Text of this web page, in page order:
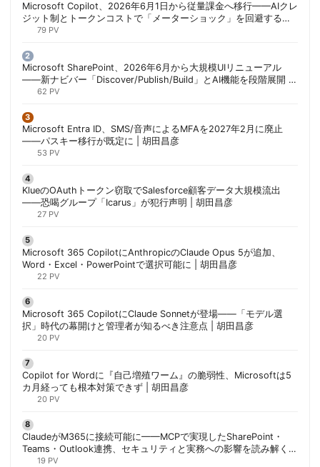
Microsoft Copilot、2026年6月1日から従量課金へ移行——AIクレ
ジット制とトークンコストで「メーターショック」を回避する方
法 | 胡田昌彦
79 PV
Microsoft SharePoint、2026年6月から大規模UIリニューアル
——新ナビバー「Discover/Publish/Build」とAI機能を段階展開 |
胡田昌彦
62 PV
Microsoft Entra ID、SMS/音声によるMFAを2027年2月に廃止
——パスキー移行が既定に | 胡田昌彦
53 PV
KlueのOAuthトークン窃取でSalesforce顧客データ大規模流出
——恐喝グループ「Icarus」が犯行声明 | 胡田昌彦
27 PV
Microsoft 365 CopilotにAnthropicのClaude Opus 5が追加、
Word・Excel・PowerPointで選択可能に | 胡田昌彦
22 PV
Microsoft 365 CopilotにClaude Sonnetが登場——「モデル選
択」時代の幕開けと管理者が知るべき注意点 | 胡田昌彦
20 PV
Copilot for Wordに『自己増殖ワーム』の脆弱性、Microsoftは5
カ月経っても根本対策できず | 胡田昌彦
20 PV
ClaudeがM365に接続可能に——MCPで実現したSharePoint・
Teams・Outlook連携、セキュリティと実務への影響を読み解く |
胡田昌彦
19 PV